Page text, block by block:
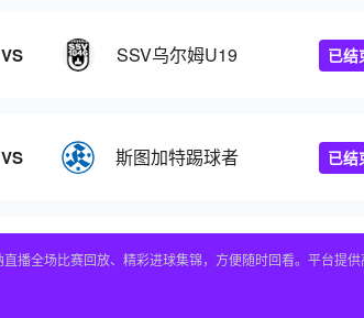
VS SSV乌尔姆U19 已结
VS 斯图加特踢球者 已结
播全场比赛回放、精彩进球集锦，方便随时回看。平台提